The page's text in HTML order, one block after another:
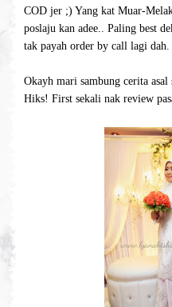
COD jer ;) Yang kat Muar-
poslaju kan adee.. Paling best
tak payah order by call lagi dah.
Okayh mari sambung cerita asal
Hiks! First sekali nak review